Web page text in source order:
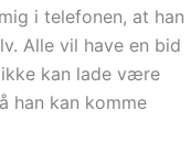
i telefonen, at han
Alle vil have en bid
kan lade være
han kan komme